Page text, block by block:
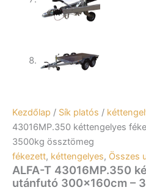
Kezdőlap / Sík platós /
43016MP.350 kéttengelyes
3500kg össztömeg
fékezett, kéttengelyes, Összes
ALFA-T 43016MP.350
utánfutó 300x160cm –